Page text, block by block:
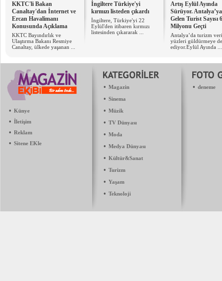
KKTC'li Bakan
Canaltay'dan İnternet ve
Ercan Havalimanı
Konusunda Açıklama
KKTC Bayındırlık ve
Ulaştırma Bakanı Resmiye
Canaltay, ülkede yaşanan ...
İngiltere Türkiye'yi
kırmızı listeden çıkardı
İngiltere, Türkiye'yi 22
Eylül'den itibaren kırmızı
listesinden çıkararak ...
Artış Eylül Ayında
Sürüyor. Antalya’ya
Gelen Turist Sayısı 6
Milyonu Geçti
Antalya’da turizm
yüzleri güldürmeye
ediyor.Eylül Ayında ...
• Künye
• İletişim
• Reklam
• Sitene EKle
• Magazin
• Sinema
• Müzik
• TV Dünyası
• Moda
• Medya Dünyası
• Kültür&Sanat
• Turizm
• Yaşam
• Teknoloji
• deneme